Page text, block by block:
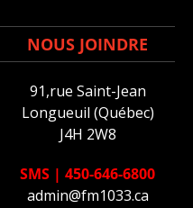
NOUS JOINDRE
91,rue Saint-Jean
Longueuil (Québec)
J4H 2W8
SMS | 450-646-6800
admin@fm1033.ca